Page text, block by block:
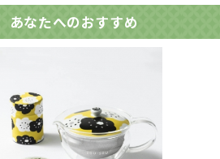
あなたへのおすすめ